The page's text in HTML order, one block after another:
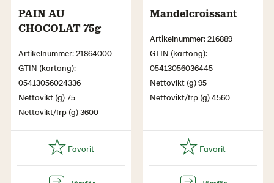
PAIN AU
CHOCOLAT 75g
Artikelnummer: 21864000
GTIN (kartong):
05413056024336
Nettovikt (g) 75
Nettovikt/frp (g) 3600
Mandelcroissant
Artikelnummer: 216889
GTIN (kartong):
05413056036445
Nettovikt (g) 95
Nettovikt/frp (g) 4560